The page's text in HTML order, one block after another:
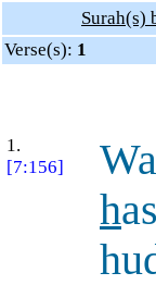
Surah(s)
Verse(s): 1
1.
[7:156]
Wa
h